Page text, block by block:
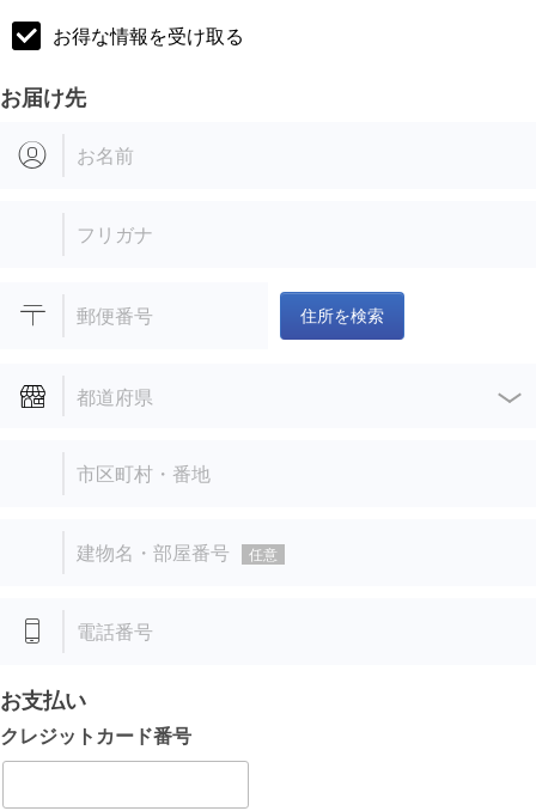
お得な情報を受け取る
お届け先
お名前
フリガナ
郵便番号 住所を検索
都道府県
市区町村・番地
建物名・部屋番号 任意
電話番号
お支払い
クレジットカード番号